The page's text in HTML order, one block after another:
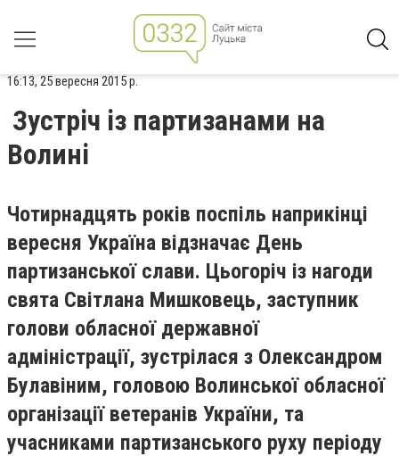
16:13, 25 вересня 2015 р.
Зустріч із партизанами на
Волині
Чотирнадцять років поспіль наприкінці
вересня Україна відзначає День
партизанської слави. Цьогоріч із нагоди
свята Світлана Мишковець, заступник
голови обласної державної
адміністрації, зустрілася з Олександром
Булавіним, головою Волинської обласної
організації ветеранів України, та
учасниками партизанського руху періоду